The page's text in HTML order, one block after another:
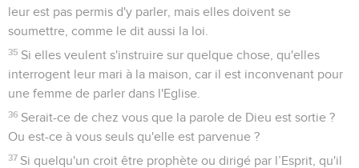
leur est pas permis d'y parler, mais elles doivent se
soumettre, comme le dit aussi la loi.
35 Si elles veulent s'instruire sur quelque chose, qu'elles
interrogent leur mari à la maison, car il est inconvenant pour
une femme de parler dans l'Eglise.
36 Serait-ce de chez vous que la parole de Dieu est sortie ?
Ou est-ce à vous seuls qu'elle est parvenue ?
37 Si quelqu'un croit être prophète ou dirigé par l’Esprit, qu'il